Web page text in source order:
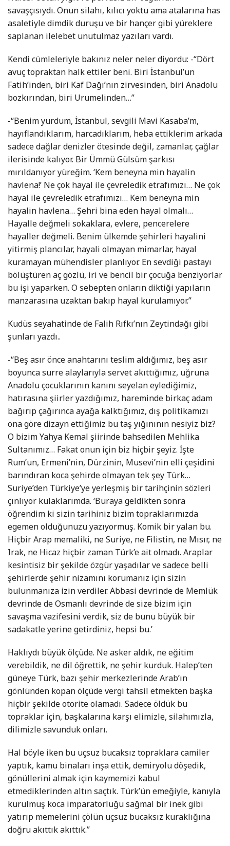
savaşçısıydı. Onun silahı, kılıcı yoktu ama atalarına has
asaletiyle dimdik duruşu ve bir hançer gibi yüreklere
saplanan ilelebet unutulmaz yazıları vardı.
Kendi cümleleriyle bakınız neler neler diyordu: -“Dört
avuç topraktan halk ettiler beni. Biri İstanbul’un
Fatih’inden, biri Kaf Dağı’nın zirvesinden, biri Anadolu
bozkırından, biri Urumelinden…”
-“Benim yurdum, İstanbul, sevgili Mavi Kasaba’m,
hayıflandıklarım, harcadıklarım, heba ettiklerim arkada
sadece dağlar denizler ötesinde değil, zamanlar, çağlar
ilerisinde kalıyor. Bir Ümmü Gülsüm şarkısı
mırıldanıyor yüreğim. ‘Kem beneyna min hayalin
havlena!’ Ne çok hayal ile çevreledik etrafımızı… Ne çok
hayal ile çevreledik etrafımızı… Kem beneyna min
hayalin havlena… Şehri bina eden hayal olmalı…
Hayalle değmeli sokaklara, evlere, pencerelere
hayaller değmeli. Benim ülkemde şehirleri hayalini
yitirmiş plancılar, hayali olmayan mimarlar, hayal
kuramayan mühendisler planlıyor. En sevdiği pastayı
bölüştüren aç gözlü, iri ve bencil bir çocuğa benziyorlar
bu işi yaparken. O sebepten onların diktiği yapıların
manzarasına uzaktan bakıp hayal kurulamıyor.”
Kudüs seyahatinde de Falih Rıfkı’nın Zeytindağı gibi
şunları yazdı..
-“Beş asır önce anahtarını teslim aldığımız, beş asır
boyunca surre alaylarıyla servet akıttığımız, uğruna
Anadolu çocuklarının kanını seyelan eylediğimiz,
hatırasına şiirler yazdığımız, hareminde birkaç adam
bağırıp çağırınca ayağa kalktığımız, dış politikamızı
ona göre dizayn ettiğimiz bu taş yığınının nesiyiz biz?
O bizim Yahya Kemal şiirinde bahsedilen Mehlika
Sultanımız… Fakat onun için biz hiçbir şeyiz. İşte
Rum’un, Ermeni’nin, Dürzinin, Musevi’nin elli çeşidini
barındıran koca şehirde olmayan tek şey Türk…
Suriye’den Türkiye’ye yerleşmiş bir tarihçinin sözleri
çınlıyor kulaklarımda. ‘Buraya geldikten sonra
öğrendim ki sizin tarihiniz bizim topraklarımızda
egemen olduğunuzu yazıyormuş. Komik bir yalan bu.
Hiçbir Arap memaliki, ne Suriye, ne Filistin, ne Mısır, ne
Irak, ne Hicaz hiçbir zaman Türk’e ait olmadı. Araplar
kesintisiz bir şekilde özgür yaşadılar ve sadece belli
şehirlerde şehir nizamını korumanız için sizin
bulunmanıza izin verdiler. Abbasi devrinde de Memlük
devrinde de Osmanlı devrinde de size bizim için
savaşma vazifesini verdik, siz de bunu büyük bir
sadakatle yerine getirdiniz, hepsi bu.’
Haklıydı büyük ölçüde. Ne asker aldık, ne eğitim
verebildik, ne dil öğrettik, ne şehir kurduk. Halep’ten
güneye Türk, bazı şehir merkezlerinde Arab’ın
gönlünden kopan ölçüde vergi tahsil etmekten başka
hiçbir şekilde otorite olamadı. Sadece öldük bu
topraklar için, başkalarına karşı elimizle, silahımızla,
dilimizle savunduk onları.
Hal böyle iken bu uçsuz bucaksız topraklara camiler
yaptık, kamu binaları inşa ettik, demiryolu döşedik,
gönüllerini almak için kaymemizi kabul
etmediklerinden altın saçtık. Türk’ün emeğiyle, kanıyla
kurulmuş koca imparatorluğu sağmal bir inek gibi
yatırıp memelerini çölün uçsuz bucaksız kuraklığına
doğru akıttık akıttık.”